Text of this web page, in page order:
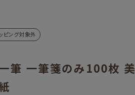
ピング対象外
筆 一筆箋のみ100枚 美